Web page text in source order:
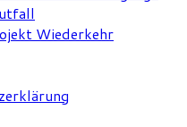
Wiederkehr